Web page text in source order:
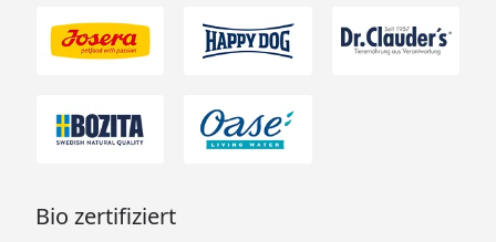
Bio zertifiziert